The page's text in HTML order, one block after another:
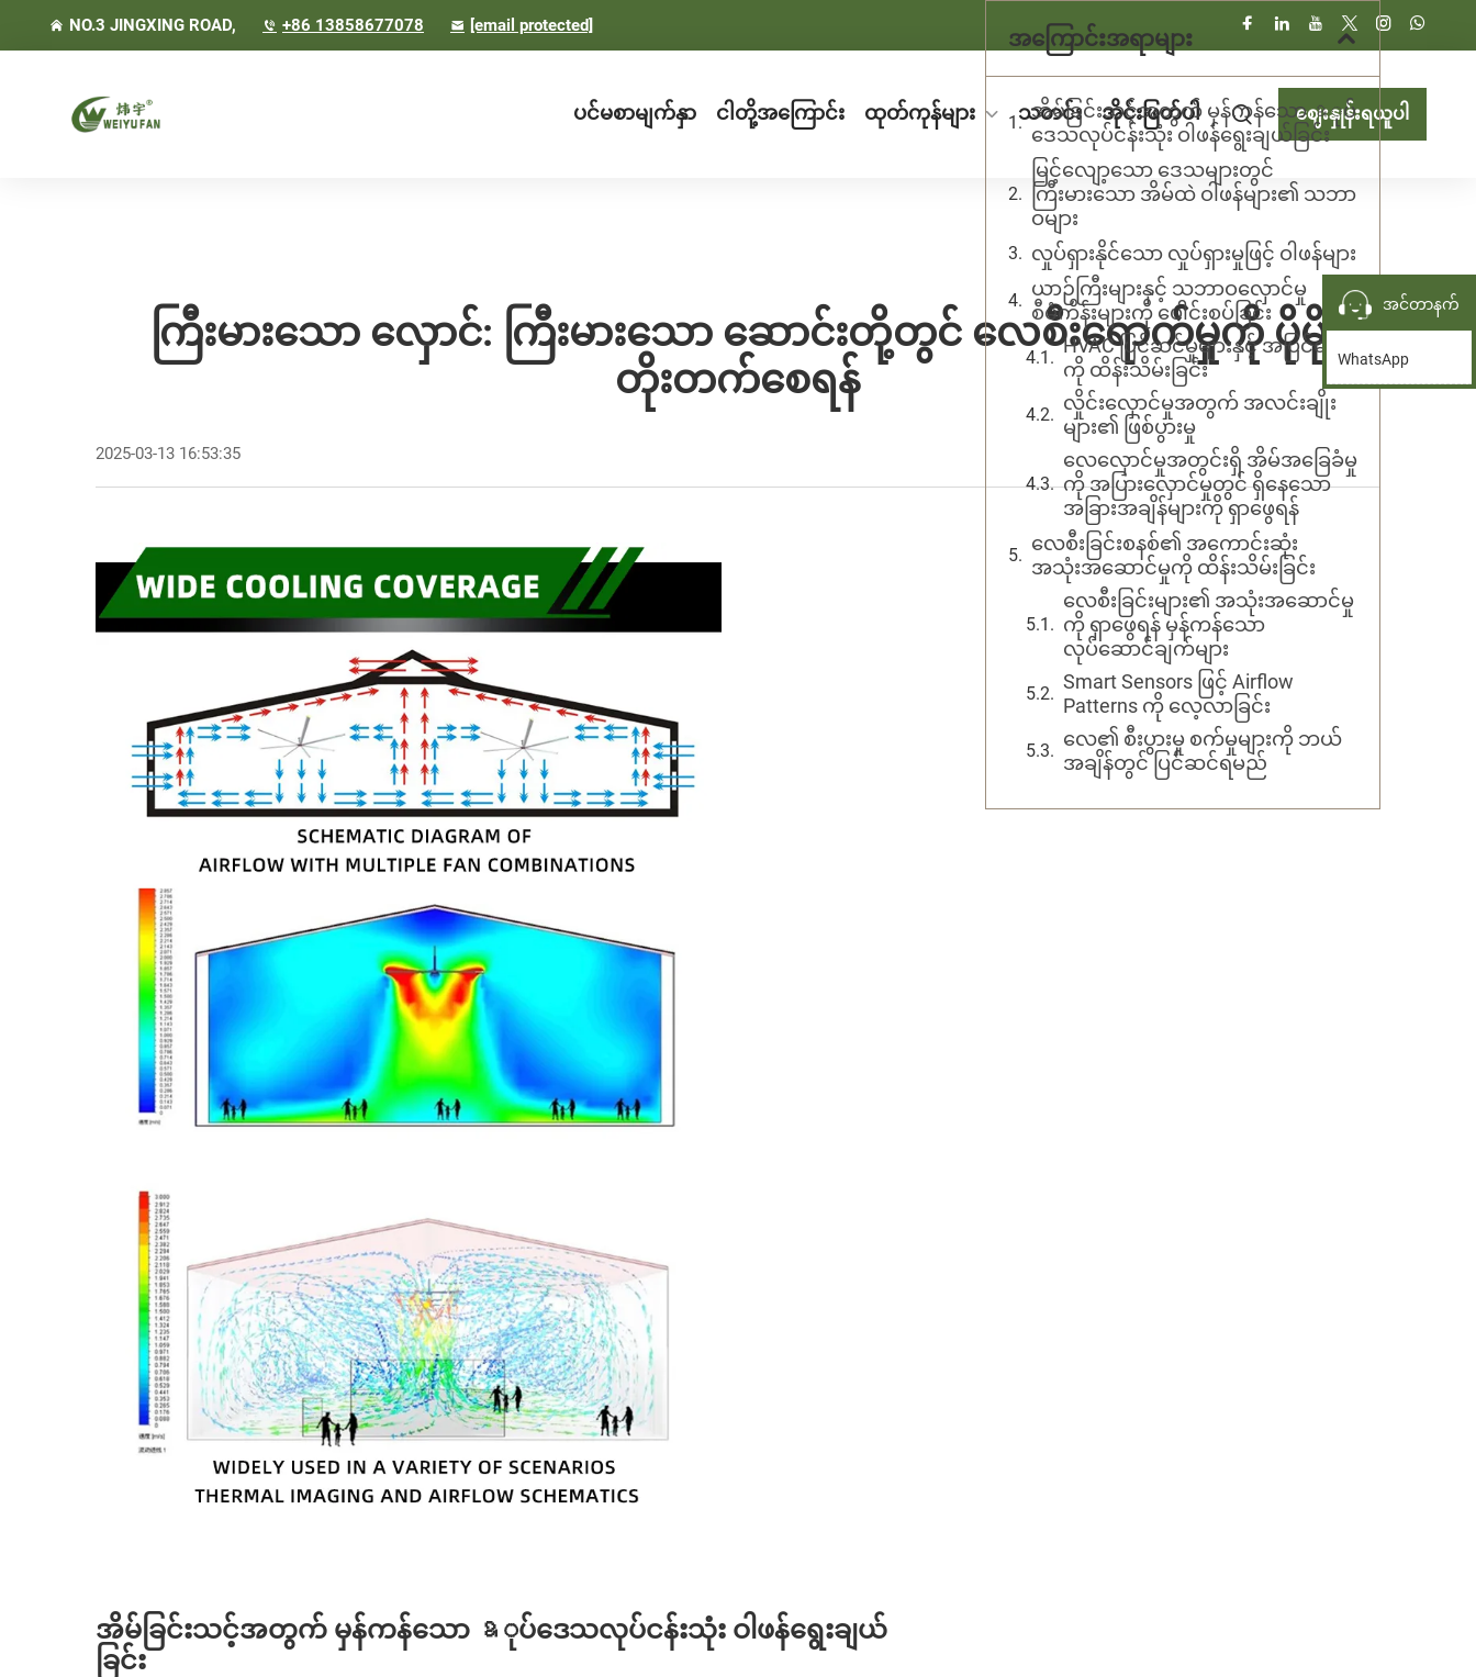
NO.3 JINGXING ROAD, +86 13858677078 [email protected]
ပင်မစာမျက်နှာ ငါတို့အကြောင်း ထုတ်ကုန်များ သတင်း အိုင်းဖြတ်ပါ ဈေးနှုန်းရယူပါ
ကြီးမားသော လှောင်: ကြီးမားသော ဆောင်းတို့တွင် လေစီးရောက်မှုကို ပိုမို
တိုးတက်စေရန်
2025-03-13 16:53:35
အိမ်ခြင်းသင့်အတွက် မှန်ကန်သော ឧုပ်ဒေသလုပ်ငန်းသုံး ဝါဖန်ရွေးချယ်
ခြင်း
အကြောင်းအရာများ
အိမ်ခြင်းသင့်အတွက် မှန်ကန်သော ឧုပ်
ဒေသလုပ်ငန်းသုံး ဝါဖန်ရွေးချယ်ခြင်း
မြင့်လျော့သော ဒေသများတွင်
ကြီးမားသော အိမ်ထဲ ဝါဖန်များ၏ သဘာ
ဝများ
လှုပ်ရှားနိုင်သော လှုပ်ရှားမှုဖြင့် ဝါဖန်များ
ယာဉ်ကြီးများနှင့် သဘာဝလှောင်မှု
စီမံကိန်းများကို ပေါင်းစပ်ခြင်း
HVAC ပြင်ဆင်မှုများနှင့် အပြင်လေ
ကို ထိန်းသိမ်းခြင်း
လှိုင်းလှောင်မှုအတွက် အလင်းချိုး
များ၏ ဖြစ်ပွားမှု
လေလှောင်မှုအတွင်းရှိ အိမ်အခြေခံမှု
ကို အပြားလှောင်မှုတွင် ရှိနေသော
အခြားအချိန်များကို ရှာဖွေရန်
လေစီးခြင်းစနစ်၏ အကောင်းဆုံး
အသုံးအဆောင်မှုကို ထိန်းသိမ်းခြင်း
လေစီးခြင်းများ၏ အသုံးအဆောင်မှု
ကို ရှာဖွေရန် မှန်ကန်သော
လုပ်ဆောင်ချက်များ
Smart Sensors ဖြင့် Airflow
Patterns ကို လေ့လာခြင်း
လေ၏ စီးပွားမှု စက်မှုများကို ဘယ်
အချိန်တွင် ပြင်ဆင်ရမည်
အင်တာနက်
WhatsApp